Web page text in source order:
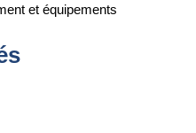
et équipements